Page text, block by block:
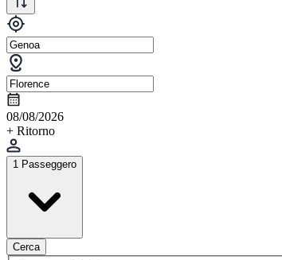
08/08/2026
+ Ritorno
1 Passeggero
Cerca